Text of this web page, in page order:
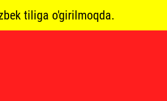
tiliga o'girilmoqda.